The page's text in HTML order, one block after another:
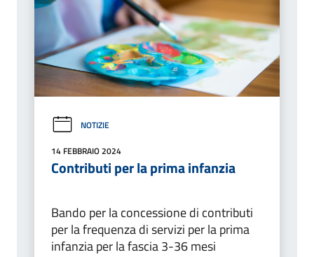
NOTIZIE
14 FEBBRAIO 2024
Contributi per la prima infanzia
Bando per la concessione di contributi
per la frequenza di servizi per la prima
infanzia per la fascia 3-36 mesi